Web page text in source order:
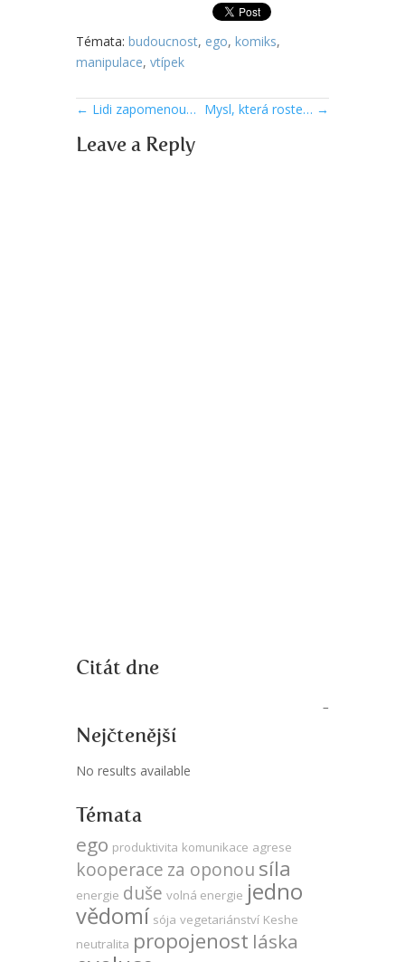
Témata: budoucnost, ego, komiks,
manipulace, vtípek
← Lidi zapomenou… Mysl, která roste… →
Leave a Reply
Citát dne
Nejčtenější
No results available
Témata
ego produktivita komunikace agrese
kooperace za oponou síla
energie duše volná energie jedno
vědomí sója vegetariánství Keshe
neutralita propojenost láska